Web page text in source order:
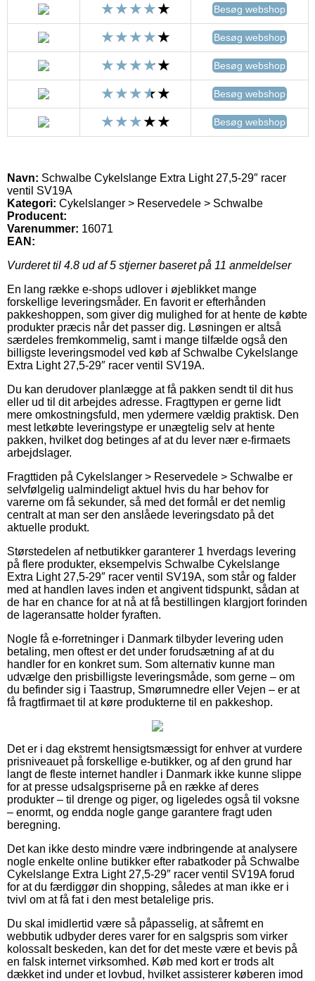
Besøg webshop
Besøg webshop
Besøg webshop
Besøg webshop
Besøg webshop
Navn: Schwalbe Cykelslange Extra Light 27,5-29″ racer
ventil SV19A
Kategori: Cykelslanger > Reservedele > Schwalbe
Producent:
Varenummer: 16071
EAN:
Vurderet til 4.8 ud af 5 stjerner baseret på 11 anmeldelser
En lang række e-shops udlover i øjeblikket mange
forskellige leveringsmåder. En favorit er efterhånden
pakkeshoppen, som giver dig mulighed for at hente de købte
produkter præcis når det passer dig. Løsningen er altså
særdeles fremkommelig, samt i mange tilfælde også den
billigste leveringsmodel ved køb af Schwalbe Cykelslange
Extra Light 27,5-29″ racer ventil SV19A.
Du kan derudover planlægge at få pakken sendt til dit hus
eller ud til dit arbejdes adresse. Fragttypen er gerne lidt
mere omkostningsfuld, men ydermere vældig praktisk. Den
mest letkøbte leveringstype er unægtelig selv at hente
pakken, hvilket dog betinges af at du lever nær e-firmaets
arbejdslager.
Fragttiden på Cykelslanger > Reservedele > Schwalbe er
selvfølgelig ualmindeligt aktuel hvis du har behov for
varerne om få sekunder, så med det formål er det nemlig
centralt at man ser den anslåede leveringsdato på det
aktuelle produkt.
Størstedelen af netbutikker garanterer 1 hverdags levering
på flere produkter, eksempelvis Schwalbe Cykelslange
Extra Light 27,5-29″ racer ventil SV19A, som står og falder
med at handlen laves inden et angivent tidspunkt, sådan at
de har en chance for at nå at få bestillingen klargjort forinden
de lageransatte holder fyraften.
Nogle få e-forretninger i Danmark tilbyder levering uden
betaling, men oftest er det under forudsætning af at du
handler for en konkret sum. Som alternativ kunne man
udvælge den prisbilligste leveringsmåde, som gerne – om
du befinder sig i Taastrup, Smørumnedre eller Vejen – er at
få fragtfirmaet til at køre produkterne til en pakkeshop.
Det er i dag ekstremt hensigtsmæssigt for enhver at vurdere
prisniveauet på forskellige e-butikker, og af den grund har
langt de fleste internet handler i Danmark ikke kunne slippe
for at presse udsalgspriserne på en række af deres
produkter – til drenge og piger, og ligeledes også til voksne
– enormt, og endda nogle gange garantere fragt uden
beregning.
Det kan ikke desto mindre være indbringende at analysere
nogle enkelte online butikker efter rabatkoder på Schwalbe
Cykelslange Extra Light 27,5-29″ racer ventil SV19A forud
for at du færdiggør din shopping, således at man ikke er i
tvivl om at få fat i den mest betalelige pris.
Du skal imidlertid være så påpasselig, at såfremt en
webbutik udbyder deres varer for en salgspris som virker
kolossalt beskeden, kan det for det meste være et bevis på
en falsk internet virksomhed. Køb med kort er trods alt
dækket ind under et lovbud, hvilket assisterer køberen imod